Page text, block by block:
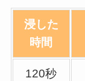
浸した
時間
120秒